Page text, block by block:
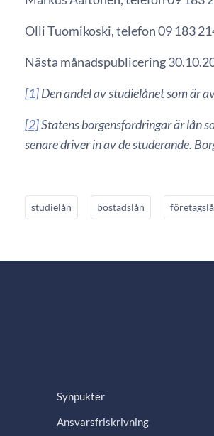
Olli Tuomikoski, telefon 09 183
Nästa månadspublicering
[1]Den andel av studielånet som är
[2]Statens borgensfordringar är lån
senare driver in av de studerande.
studielån bostadslån
Synpukter
Ansvarsfriskrivning